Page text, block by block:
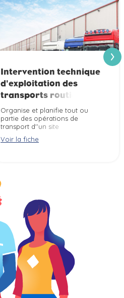
Intervention technique
d'exploitation des
transports routiers de
marchandises
Organise et planifie tout ou
partie des opérations de
transport d''un site
routier de marchandises, selon
Voir la fiche
‹